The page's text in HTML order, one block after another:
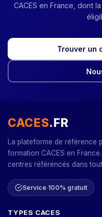
CACES en France, dont
Trouver un
CACES.FR
La plateforme de référence
formation CACES en
centres référencés dans
Service 100% gratuit
TYPES CACES